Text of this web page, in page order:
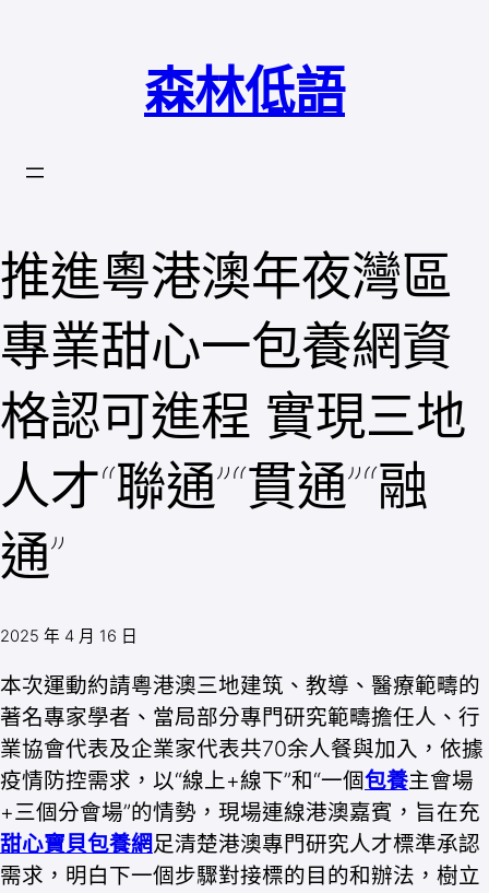
森林低語
推進粵港澳年夜灣區
專業甜心一包養網資
格認可進程 實現三地
人才“聯通”“貫通”“融
通”
2025 年 4 月 16 日
本次運動約請粵港澳三地建筑、教導、醫療範疇的
著名專家學者、當局部分專門研究範疇擔任人、行
業協會代表及企業家代表共70余人餐與加入，依據
疫情防控需求，以“線上+線下”和“一個包養主會場
+三個分會場”的情勢，現場連線港澳嘉賓，旨在充
甜心寶貝包養網足清楚港澳專門研究人才標準承認
需求，明白下一個步驟對接標的目的和辦法，樹立